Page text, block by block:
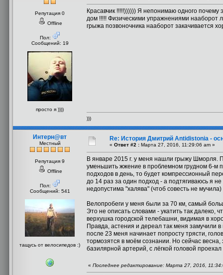
Репутация 0
Offline
Пол:
Сообщений: 19
просто я ))))
Красавчик !!!!!)))))) Я непонимаю одного
дом !!!!! Физическими упражнениями нааборот
грыжа позвоночника нааборот закачивается
)))
Интерн@вт
Местный
Репутация 9
Offline
Пол:
Сообщений: 541
тащусь от велосипедов :)
Re: История Дмитрий Antidistonia -
« Ответ #2 : Марта 27, 2016, 11:29:06 am »
В январе 2015 г. у меня нашли грыжу Шморля.
уменьшить жжение в проблемном грудном 6-м
подходов в день, то будет компрессионный
до 14 раз за один подход - а подтягиваюсь я
недопустима "халява" (чтоб совесть не мучила)
Велопробеги у меня были за 70 км, самый
Это не описать словами - укатить так далеко,
верхушка городской телебашни, видимая в
Правда, астения и дереал так меня замучили
после 23 меня начинает попросту трясти,
тормозятся в моём сознании. Но сейчас
базилярной артерий, с лёгкой головой
« Последнее редактирование: Марта 27, 2016,